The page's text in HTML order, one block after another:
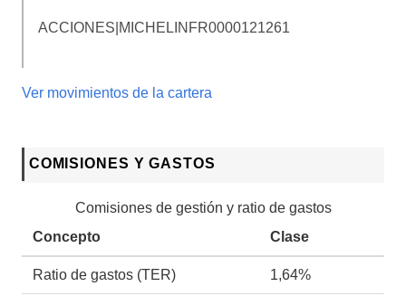
ACCIONES|MICHELIN FR0000121261
Ver movimientos de la cartera
COMISIONES Y GASTOS
Comisiones de gestión y ratio de gastos
Concepto
Clase
Ratio de gastos (TER) 1,64%